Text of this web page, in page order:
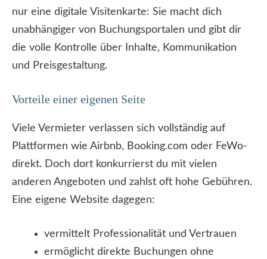
nur eine digitale Visitenkarte: Sie macht dich
unabhängiger von Buchungsportalen und gibt dir
die volle Kontrolle über Inhalte, Kommunikation
und Preisgestaltung.
Vorteile einer eigenen Seite
Viele Vermieter verlassen sich vollständig auf
Plattformen wie Airbnb, Booking.com oder FeWo-
direkt. Doch dort konkurrierst du mit vielen
anderen Angeboten und zahlst oft hohe Gebühren.
Eine eigene Website dagegen:
vermittelt Professionalität und Vertrauen
ermöglicht direkte Buchungen ohne